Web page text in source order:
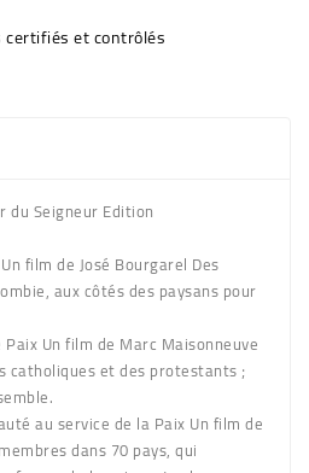
certifiés et contrôlés
du Seigneur Edition
film de José Bourgarel Des
aux côtés des paysans pour
Un film de Marc Maisonneuve
catholiques et des protestants ;
au service de la Paix Un film de
dans 70 pays, qui